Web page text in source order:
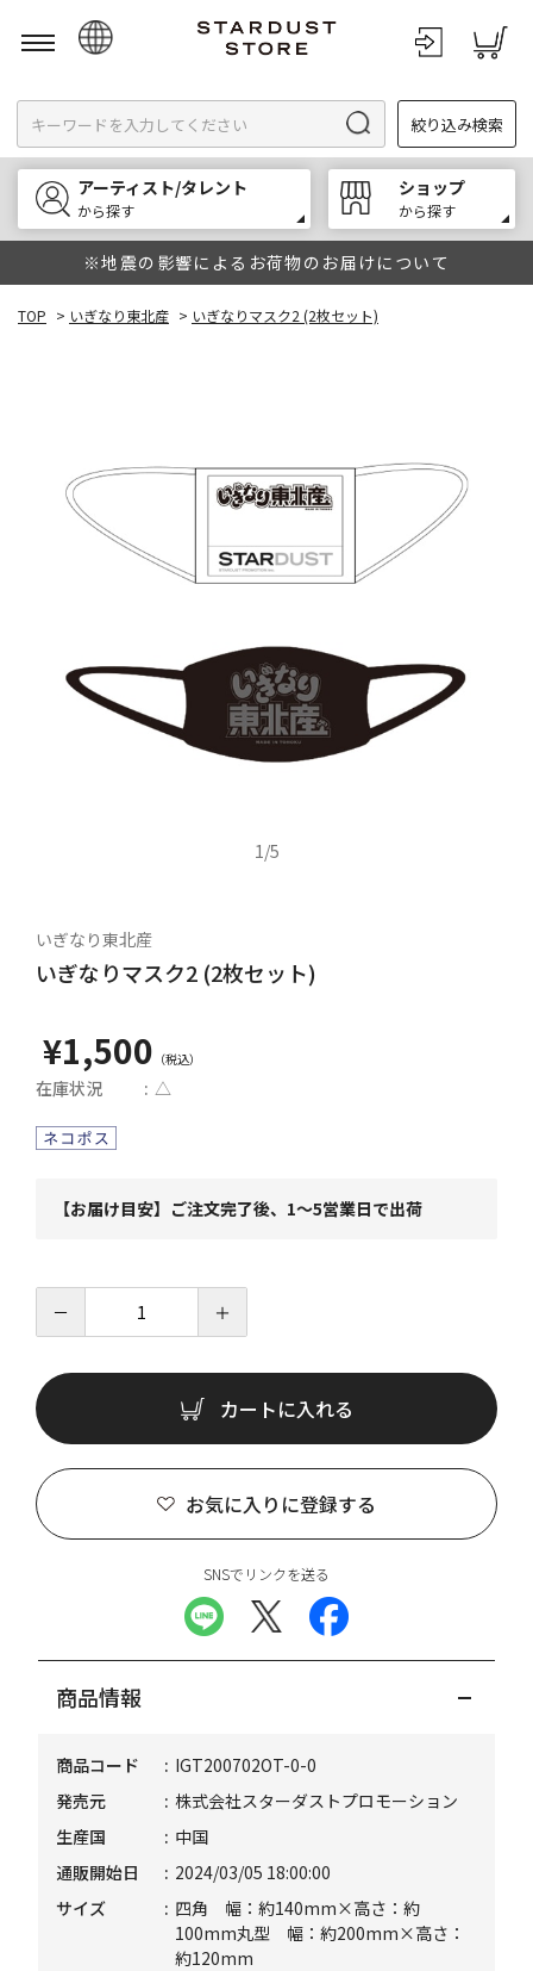
English
한국어
中文
絞り込み検索
アーティスト/タレント
から探す
ショップ
から探す
※地震の影響によるお荷物のお届けについて
TOP > いぎなり東北産 > いぎなりマスク2 (2枚セット)
1/5
いぎなり東北産
いぎなりマスク2 (2枚セット)
¥1,500
在庫状況 △
【お届け目安】ご注文完了後、1～5営業日で出荷
－ ＋
カートに入れる
お気に入りに登録する
SNSでリンクを送る
商品情報
商品コード
IGT200702OT-0-0
発売元
株式会社スターダストプロモーション
生産国
中国
通販開始日
2024/03/05 18:00:00
サイズ
四角 幅：約140mm×高さ：約
100mm丸型 幅：約200mm×高さ：
約120mm